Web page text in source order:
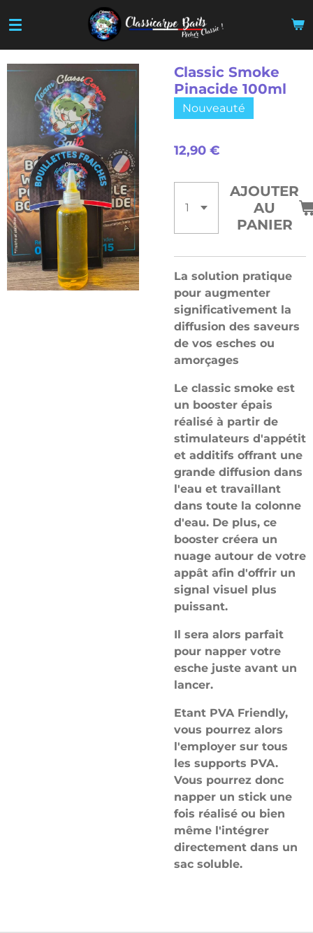
au
contenu
principal
Classic Smoke
Pinacide 100ml
Nouveauté
12,90 €
AJOUTER
AU
PANIER
La solution pratique
pour augmenter
significativement la
diffusion des saveurs
de vos esches ou
amorçages
Le classic smoke est
un booster épais
réalisé à partir de
stimulateurs d'appétit
et additifs offrant une
grande diffusion dans
l'eau et travaillant
dans toute la colonne
d'eau. De plus, ce
booster créera un
nuage autour de votre
appât afin d'offrir un
signal visuel plus
puissant.
Il sera alors parfait
pour napper votre
esche juste avant un
lancer.
Etant PVA Friendly,
vous pourrez alors
l'employer sur tous
les supports PVA.
Vous pourrez donc
napper un stick une
fois réalisé ou bien
même l'intégrer
directement dans un
sac soluble.